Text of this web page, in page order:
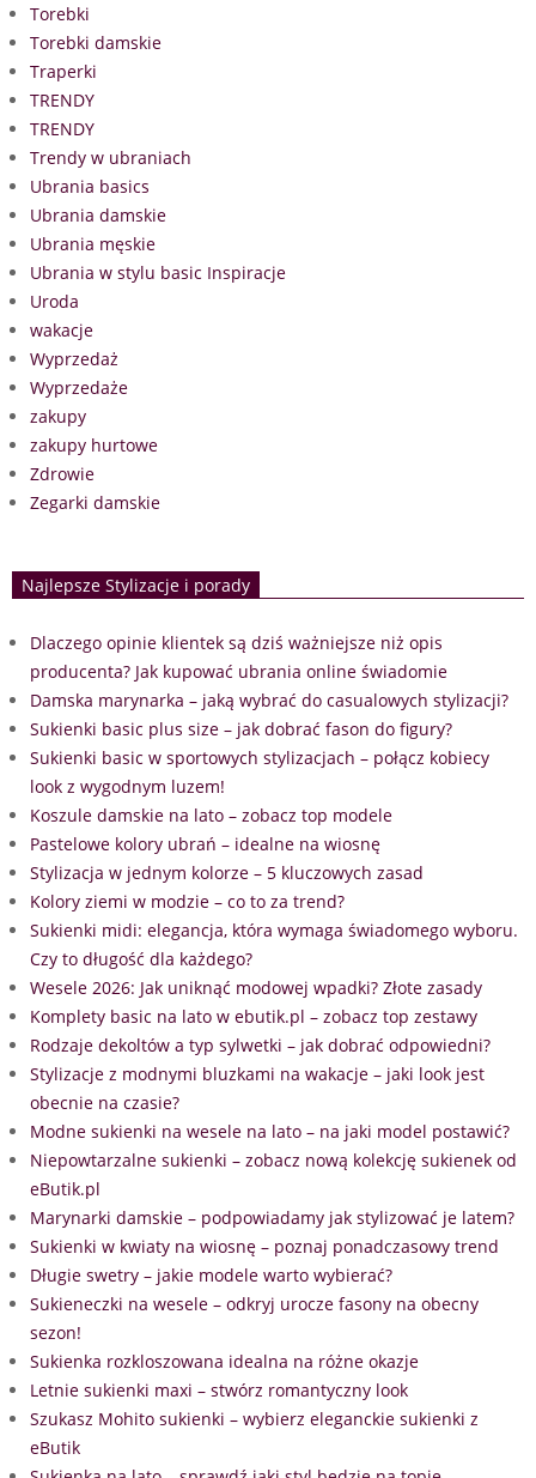
Torebki
Torebki damskie
Traperki
TRENDY
TRENDY
Trendy w ubraniach
Ubrania basics
Ubrania damskie
Ubrania męskie
Ubrania w stylu basic Inspiracje
Uroda
wakacje
Wyprzedaż
Wyprzedaże
zakupy
zakupy hurtowe
Zdrowie
Zegarki damskie
Najlepsze Stylizacje i porady
Dlaczego opinie klientek są dziś ważniejsze niż opis
producenta? Jak kupować ubrania online świadomie
Damska marynarka – jaką wybrać do casualowych stylizacji?
Sukienki basic plus size – jak dobrać fason do figury?
Sukienki basic w sportowych stylizacjach – połącz kobiecy
look z wygodnym luzem!
Koszule damskie na lato – zobacz top modele
Pastelowe kolory ubrań – idealne na wiosnę
Stylizacja w jednym kolorze – 5 kluczowych zasad
Kolory ziemi w modzie – co to za trend?
Sukienki midi: elegancja, która wymaga świadomego wyboru.
Czy to długość dla każdego?
Wesele 2026: Jak uniknąć modowej wpadki? Złote zasady
Komplety basic na lato w ebutik.pl – zobacz top zestawy
Rodzaje dekoltów a typ sylwetki – jak dobrać odpowiedni?
Stylizacje z modnymi bluzkami na wakacje – jaki look jest
obecnie na czasie?
Modne sukienki na wesele na lato – na jaki model postawić?
Niepowtarzalne sukienki – zobacz nową kolekcję sukienek od
eButik.pl
Marynarki damskie – podpowiadamy jak stylizować je latem?
Sukienki w kwiaty na wiosnę – poznaj ponadczasowy trend
Długie swetry – jakie modele warto wybierać?
Sukieneczki na wesele – odkryj urocze fasony na obecny
sezon!
Sukienka rozkloszowana idealna na różne okazje
Letnie sukienki maxi – stwórz romantyczny look
Szukasz Mohito sukienki – wybierz eleganckie sukienki z
eButik